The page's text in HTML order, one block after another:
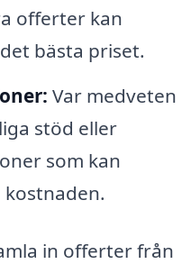
offerter kan
bästa priset.
Var medveten
stöd eller
som kan
in offerter från